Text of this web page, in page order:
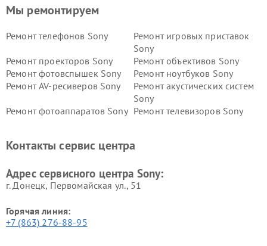
Мы ремонтируем
Ремонт телефонов Sony
Ремонт игровых приставок
Sony
Ремонт проекторов Sony
Ремонт объективов Sony
Ремонт фотовспышек Sony
Ремонт ноутбуков Sony
Ремонт AV-ресиверов Sony
Ремонт акустических систем
Sony
Ремонт фотоаппаратов Sony Ремонт телевизоров Sony
Контакты сервис центра
Адрес сервисного центра Sony:
г. Донецк, Первомайская ул., 51
Горячая линия:
+7 (863) 276-88-95